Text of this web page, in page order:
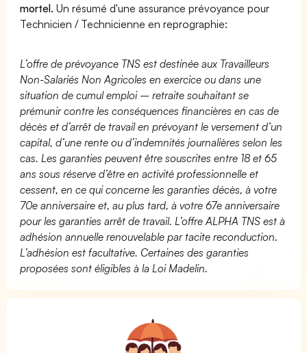
mortel. Un résumé d'une assurance prévoyance pour
Technicien / Technicienne en reprographie:
L’offre de prévoyance TNS est destinée aux Travailleurs
Non-Salariés Non Agricoles en exercice ou dans une
situation de cumul emploi – retraite souhaitant se
prémunir contre les conséquences financières en cas de
décès et d’arrêt de travail en prévoyant le versement d’un
capital, d’une rente ou d’indemnités journalières selon les
cas. Les garanties peuvent être souscrites entre 18 et 65
ans sous réserve d’être en activité professionnelle et
cessent, en ce qui concerne les garanties décès, à votre
70e anniversaire et, au plus tard, à votre 67e anniversaire
pour les garanties arrêt de travail. L’offre ALPHA TNS est à
adhésion annuelle renouvelable par tacite reconduction.
L’adhésion est facultative. Certaines des garanties
proposées sont éligibles à la Loi Madelin.